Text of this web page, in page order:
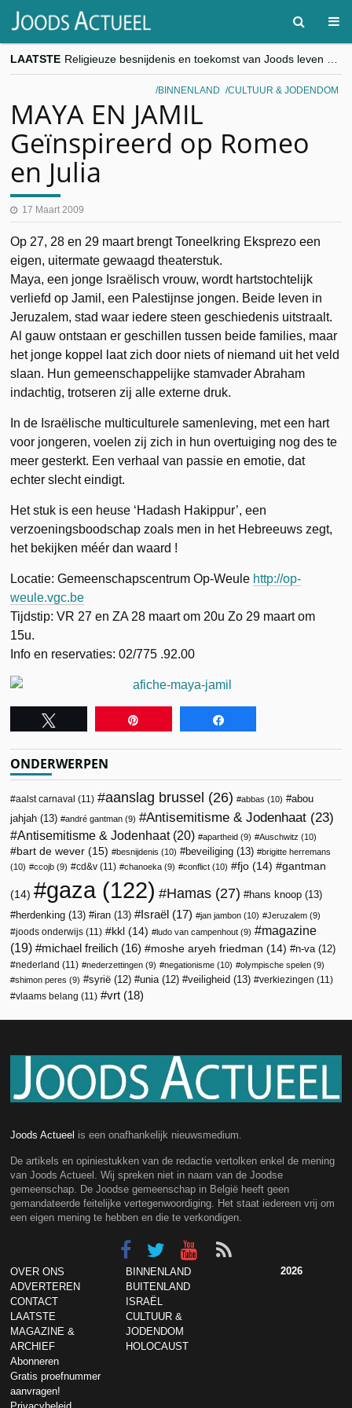
LAATSTE
“Besnijdenisdebat toont hoe moeilijk seculiere Westen minderheden begrijpt”, Jinnih Beels (Vooruit)
CITYTRIP | ROEMENIË – Boekarest: de verrassing van Oost-Europa
BINNENLAND CULTUUR & JODENDOM
MAYA EN JAMIL
Geïnspireerd op Romeo
en Julia
17 Maart 2009
Op 27, 28 en 29 maart brengt Toneelkring Eksprezo een
eigen, uitermate gewaagd theaterstuk.
Maya, een jonge Israëlisch vrouw, wordt hartstochtelijk
verliefd op Jamil, een Palestijnse jongen. Beide leven in
Jeruzalem, stad waar iedere steen geschiedenis uitstraalt.
Al gauw ontstaan er geschillen tussen beide families, maar
het jonge koppel laat zich door niets of niemand uit het veld
slaan. Hun gemeenschappelijke stamvader Abraham
indachtig, trotseren zij alle externe druk.
In de Israëlische multiculturele samenleving, met een hart
voor jongeren, voelen zij zich in hun overtuiging nog des te
meer gesterkt. Een verhaal van passie en emotie, dat
echter slecht eindigt.
Het stuk is een heuse ‘Hadash Hakippur’, een
verzoeningsboodschap zoals men in het Hebreeuws zegt,
het bekijken méér dan waard !
Locatie: Gemeenschapscentrum Op-Weule http://op-
weule.vgc.be
Tijdstip: VR 27 en ZA 28 maart om 20u Zo 29 maart om
15u.
Info en reservaties: 02/775 .92.00
ONDERWERPEN
aalst carnaval (11) aanslag brussel (26) abbas (10)
abou
jahjah (13) andré gantman (9) Antisemitisme & Jodenhaat (23)
Antisemitisme & Jodenhaat(20) apartheid (9) Auschwitz (10)
bart de wever (15) besnijdenis (10) beveiliging (13)
brigitte herremans
(10)
ccojb (9) cd&v (11) chanoeka (9) conflict (10) fjo (14) gantman
(14) gaza (122) Hamas (27) hans knoop (13)
herdenking (13) iran (13) Israël (17) jan jambon (10) Jeruzalem (9)
joods onderwijs (11) kkl (14) ludo van campenhout (9)
magazine
(19)
michael freilich (16) moshe aryeh friedman (14) n-va (12)
nederland (11) nederzettingen (9) negationisme (10) olympische spelen (9)
shimon peres (9) syrië (12) unia (12) veiligheid (13) verkiezingen (11)
vlaams belang (11) vrt (18)
Joods Actueel is een onafhankelijk nieuwsmedium.
De artikels en opiniestukken van de redactie vertolken enkel de mening
van Joods Actueel. Wij spreken niet in naam van de Joodse
gemeenschap. De Joodse gemeenschap in België heeft geen
gemandateerde feitelijke vertegenwoordiging. Het staat iedereen vrij om
een eigen mening te hebben en die te verkondigen.
OVER ONS
ADVERTEREN
CONTACT
LAATSTE
MAGAZINE &
ARCHIEF
Abonneren
Gratis proefnummer
aanvragen!
BINNENLAND
BUITENLAND
ISRAËL
CULTUUR &
JODENDOM
HOLOCAUST
2026